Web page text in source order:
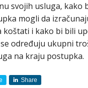
svojih usluga, kako
mogli da
koštati i kako bi bili
određuju ukupni
na kraju postupka.
Share